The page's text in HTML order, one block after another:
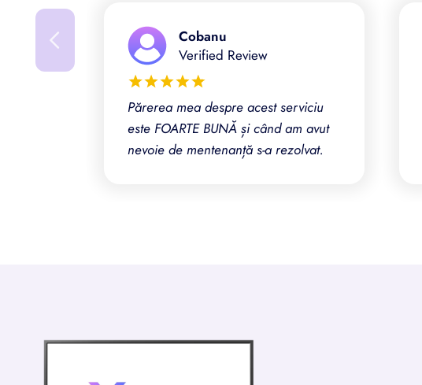
Cobanu
Verified Review
Părerea mea despre acest serviciu
este FOARTE BUNĂ și când am avut
nevoie de mentenanță s-a rezolvat.